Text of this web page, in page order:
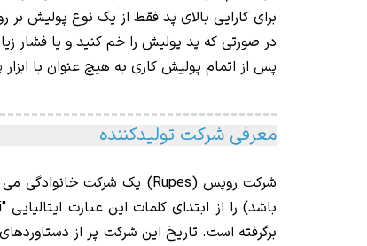
برای کارایی بالای پد فقط از یک نوع پولیش بر
در صورتی که پد پولیش را خم کنید و یا فشار
پس از اتمام پولیش کاری به هیچ عنوان با
معرفی شرکت تولیدکننده
شرکت روپس (Rupes) یک
برگرفته است. تاریخ این شرکت پر از